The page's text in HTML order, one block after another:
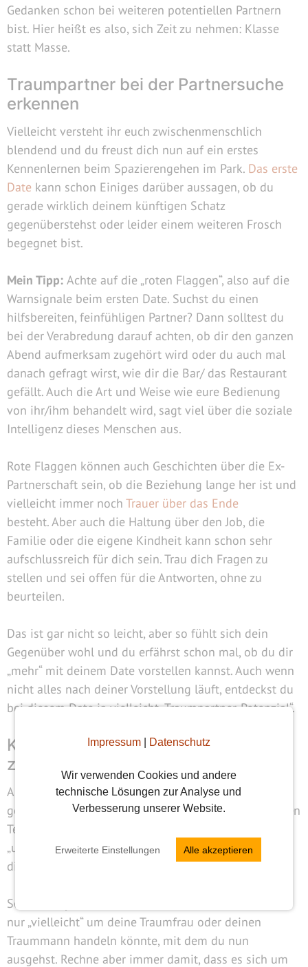
Impressum| Datenschutz
Wir verwenden Cookies und andere
technische Lösungen zur Analyse und
Verbesserung unserer Website.
Erweiterte Einstellungen Alle akzeptieren
Gedanken schon bei weiteren potentiellen Partnern
bist. Hier heißt es also, sich Zeit zu nehmen: Klasse
statt Masse.
Traumpartner bei der Partnersuche
erkennen
Vielleicht versteht ihr euch zwischenmenschlich
blendend und du freust dich nun auf ein erstes
Kennenlernen beim Spazierengehen im Park. Das erste
Date kann schon Einiges darüber aussagen, ob du
gerade wirklich deinem künftigen Schatz
gegenüberstehst oder leider einem weiteren Frosch
begegnet bist.
Mein Tipp: Achte auf die „roten Flaggen“, also auf die
Warnsignale beim ersten Date. Suchst du einen
hilfsbereiten, feinfühligen Partner? Dann solltest du
bei der Verabredung darauf achten, ob dir den ganzen
Abend aufmerksam zugehört wird oder du auch mal
danach gefragt wirst, wie dir die Bar/ das Restaurant
gefällt. Auch die Art und Weise wie eure Bedienung
von ihr/ihm behandelt wird, sagt viel über die soziale
Intelligenz dieses Menschen aus.
Rote Flaggen können auch Geschichten über die Ex-
Partnerschaft sein, ob die Beziehung lange her ist und
vielleicht immer noch Trauer über das Ende
besteht. Aber auch die Haltung über den Job, die
Familie oder die eigene Kindheit kann schon sehr
aufschlussreich für dich sein. Trau dich Fragen zu
stellen und sei offen für die Antworten, ohne zu
beurteilen.
Das ist gar nicht so leicht, aber so fühlt sich dein
Gegenüber wohl und du erfährst schon mal, ob du dir
„mehr“ mit deinem Date vorstellen kannst. Auch wenn
nicht alles nach deiner Vorstellung läuft, entdeckst du
bei diesem Date ja vielleicht „Traumpartner-Potenzial“.
Kopf hoch: Optimistisch daten, statt
zu verzichten
Aus eigener Erfahrung weiß ich, dass so manch ein
geangelter Hecht so schnell wie möglich wieder in den
Teich versenkt werden sollte oder in manch
„unerklärlichen“ Fällen man auch selbst diejenige ist,
die wieder ins
kalte Wasser zurückgeworfen wird
Sei dir vor jedem Date deshalb bewusst, dass es sich
nur „vielleicht“ um deine Traumfrau oder deinen
Traummann handeln könnte, mit dem du nun
ausgehst. Rechne aber immer damit, dass es sich um